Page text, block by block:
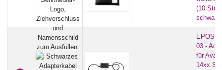
(10
schwarz
EPOS
03 -
für
14xx